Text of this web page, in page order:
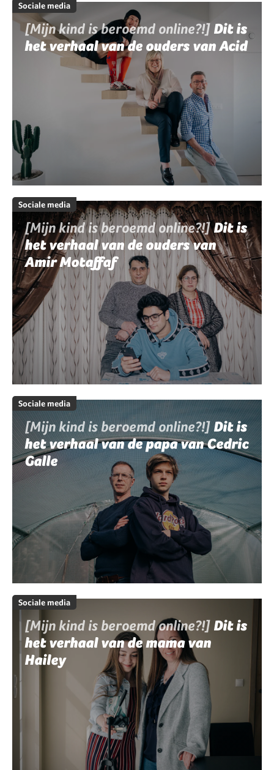
Sociale media
[Mijn kind is beroemd online?!] Dit is
het verhaal van de ouders van Acid
Sociale media
[Mijn kind is beroemd online?!]Dit is
het verhaal van de ouders van
Amir Motaffaf
Sociale media
[Mijn kind is beroemd online?!] Dit is
het verhaal van de papa van Cedric
Galle
Sociale media
[Mijn kind is beroemd online?!] Dit is
het verhaal van de mama van
Hailey